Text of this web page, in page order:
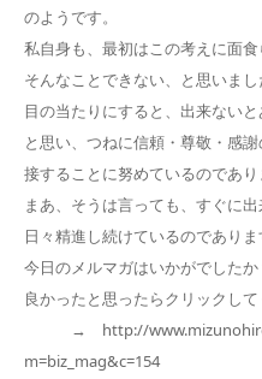
のようです。
私自身も、最初はこの考えに面
そんなことできない、と思いま
目の当たりにすると、出来ない
と思い、つねに信頼・尊敬・感
接することに努めているのであり
まあ、そうは言っても、すぐに出
日々精進し続けているのであり
今日のメルマガはいかがでしたか
良かったと思ったらクリックして
→ http://
m=biz_mag&c=154